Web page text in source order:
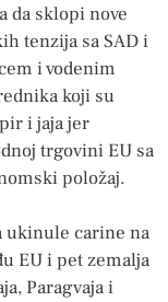
da sklopi nove
tenzija sa SAD i
i vodenim
koji su
i jaja jer
trgovini EU sa
položaj.
ukinule carine na
EU i pet zemalja
Paragvaja i